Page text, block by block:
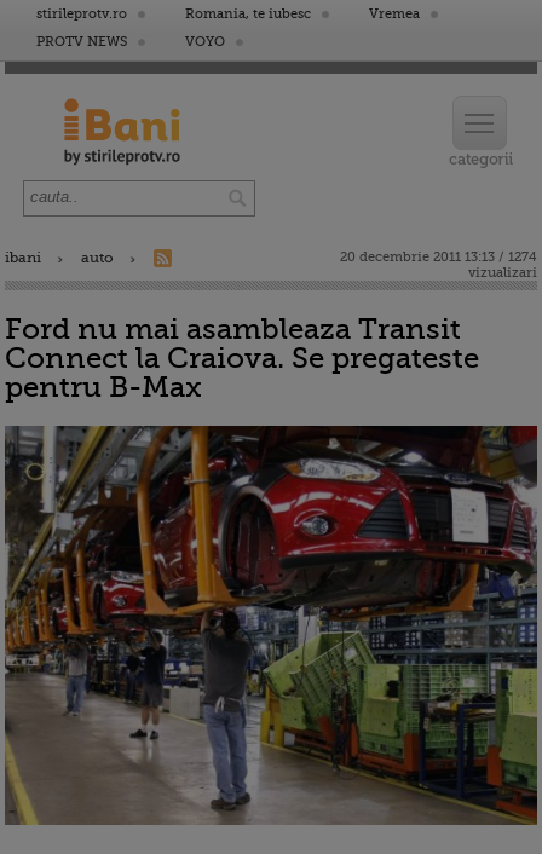
stirileprotv.ro Romania, te iubesc
Vremea
PROTV NEWS
VOYO
ibani auto
20 decembrie 2011 13:13 / 1274
vizualizari
Ford nu mai asambleaza Transit
Connect la Craiova. Se pregateste
pentru B-Max